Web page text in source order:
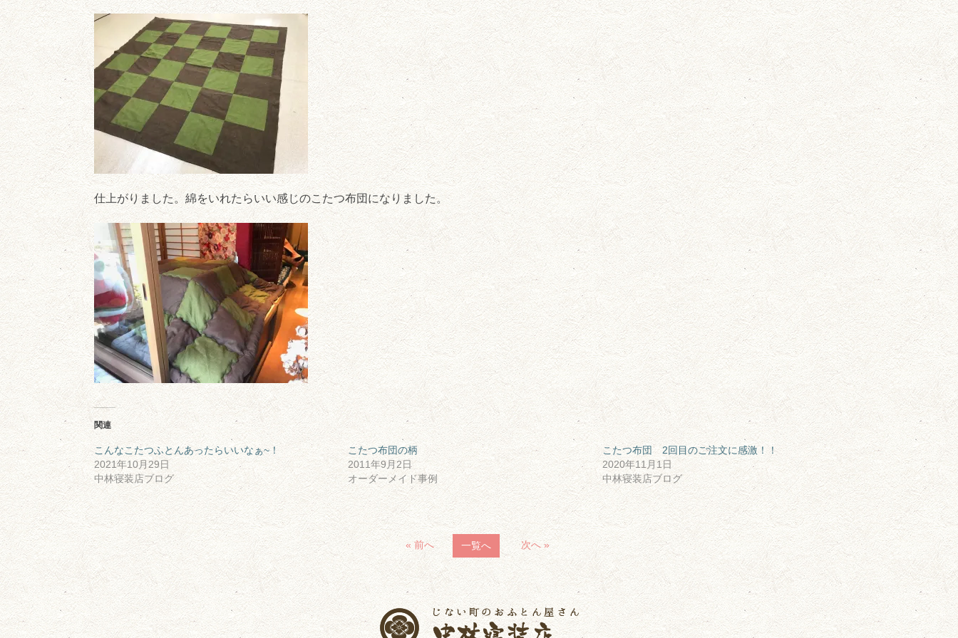
仕上がりました。綿をいれたらいい感じのこたつ布団になりました。
関連
こんなこたつふとんあったらいいなぁ~！
2021年10月29日
中林寝装店ブログ
こたつ布団の柄
2011年9月2日
オーダーメイド事例
こたつ布団 2回目のご注文に感激！！
2020年11月1日
中林寝装店ブログ
« 前へ 一覧へ 次へ »